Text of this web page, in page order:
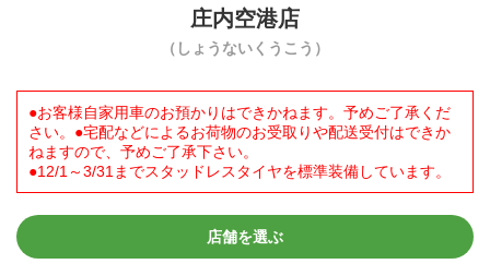
庄内空港店
（しょうないくうこう）
●お客様自家用車のお預かりはできかねます。予めご了承くだ
さい。●宅配などによるお荷物のお受取りや配送受付はできか
ねますので、予めご了承下さい。
●12/1～3/31までスタッドレスタイヤを標準装備しています。
店舗を選ぶ